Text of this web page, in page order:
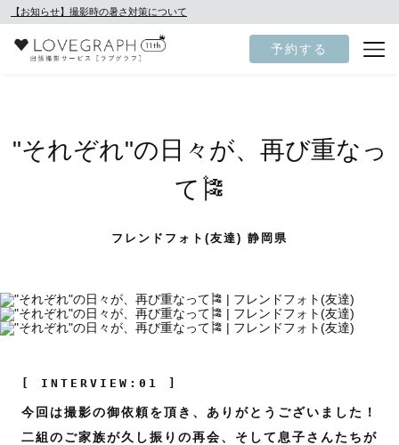
【お知らせ】撮影時の暑さ対策について
予約する
"それぞれ"の日々が、再び重なっ
て🎏
フレンドフォト(友達) 静岡県
[ INTERVIEW:01 ]
今回は撮影の御依頼を頂き、ありがとうございました！
二組のご家族が久し振りの再会、そして息子さんたちが